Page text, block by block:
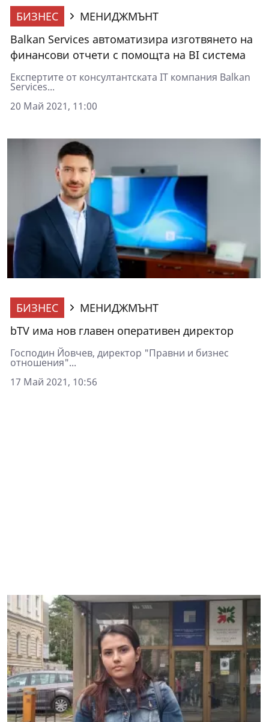
БИЗНЕС
МЕНИДЖМЪНТ
Balkan Services автоматизира изготвянето на
финансови отчети с помощта на BI система
Eкспертите от консултантската IT компания Balkan
Services...
20 Май 2021, 11:00
БИЗНЕС
МЕНИДЖМЪНТ
bTV има нов главен оперативен директор
Господин Йовчев, директор "Правни и бизнес
отношения"...
17 Май 2021, 10:56